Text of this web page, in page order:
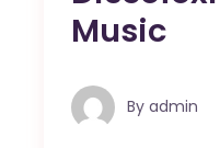
Music
By admin